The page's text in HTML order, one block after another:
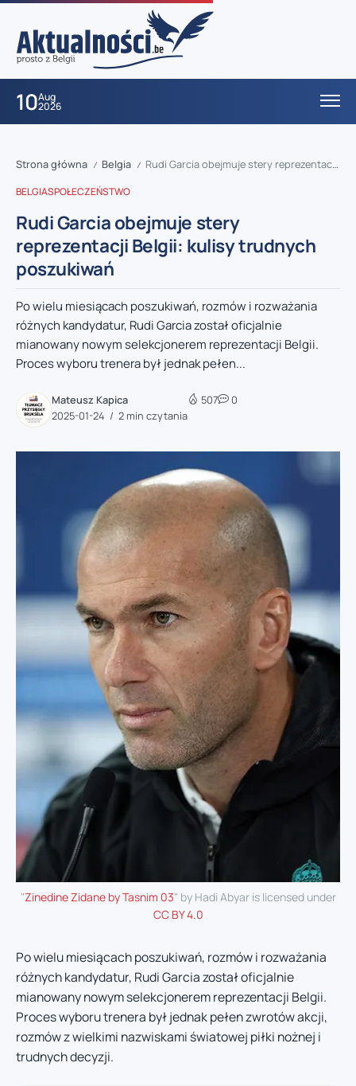
10Aug
2026
Strona główna / Belgia / Rudi Garcia obejmuje stery reprezentacji Belgii: kulisy trudnych poszukiwań
BELGIASPOŁECZEŃSTWO
Rudi Garcia obejmuje stery
reprezentacji Belgii: kulisy trudnych
poszukiwań
Po wielu miesiącach poszukiwań, rozmów i rozważania
różnych kandydatur, Rudi Garcia został oficjalnie
mianowany nowym selekcjonerem reprezentacji Belgii.
Proces wyboru trenera był jednak pełen...
Mateusz Kapica
2025-01-24
2 min czytania
507 0
"Zinedine Zidane by Tasnim 03" by Hadi Abyar is licensed under
CC BY 4.0
Po wielu miesiącach poszukiwań, rozmów i rozważania
różnych kandydatur, Rudi Garcia został oficjalnie
mianowany nowym selekcjonerem reprezentacji Belgii.
Proces wyboru trenera był jednak pełen zwrotów akcji,
rozmów z wielkimi nazwiskami światowej piłki nożnej i
trudnych decyzji.